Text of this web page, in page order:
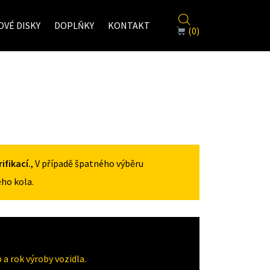
DISKY DOPLŇKY KONTAKT (0)
, V případě špatného výběru
kola.
rok výroby vozidla.